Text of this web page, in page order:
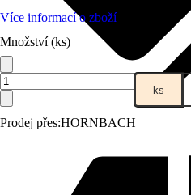
Prodej přes:HORNBACH
Více informací o zboží
Množství (ks)
ks